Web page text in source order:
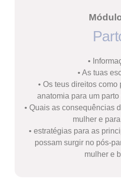
•
• As tuas
• Os teus direitos como
anatomia para um
• Quais as consequências
mulher e
• estratégias para as
possam surgir no pós-
mulher e